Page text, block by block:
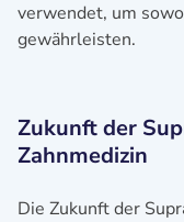
verwendet, um
gewährleisten.
Zukunft der
Zahnmedizin
Die Zukunft der